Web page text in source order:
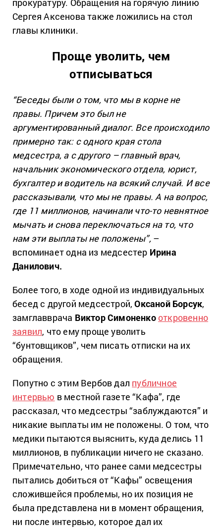
прокуратуру. Обращения на горячую линию
Сергея Аксенова также ложились на стол
главы клиники.
Проще уволить, чем
отписываться
“Беседы были о том, что мы в корне не
правы. Причем это был не
аргументированный диалог. Все происходило
примерно так: с одного края стола
медсестра, а с другого – главный врач,
начальник экономического отдела, юрист,
бухгалтер и водитель на всякий случай. И все
рассказывали, что мы не правы. А на вопрос,
где 11 миллионов, начинали что-то невнятное
мычать и снова переключаться на то, что
нам эти выплаты не положены”,–
вспоминает одна из медсестер Ирина
Данилович.
Более того, в ходе одной из индивидуальных
бесед с другой медсестрой,Оксаной Борсук,
замглавврача Виктор Симоненко откровенно
заявил, что ему проще уволить
“бунтовщиков”, чем писать отписки на их
обращения.
Попутно с этим Вербов дал публичное
интервью в местной газете “Кафа”, где
рассказал, что медсестры “заблуждаются” и
никакие выплаты им не положены. О том, что
медики пытаются выяснить, куда делись 11
миллионов, в публикации ничего не сказано.
Примечательно, что ранее сами медсестры
пытались добиться от “Кафы” освещения
сложившейся проблемы, но их позиция не
была представлена ни в момент обращения,
ни после интервью, которое дал их